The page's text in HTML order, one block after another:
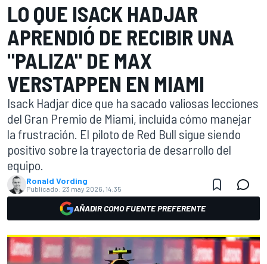
LO QUE ISACK HADJAR
APRENDIÓ DE RECIBIR UNA
"PALIZA" DE MAX
VERSTAPPEN EN MIAMI
Isack Hadjar dice que ha sacado valiosas lecciones
del Gran Premio de Miami, incluida cómo manejar
la frustración. El piloto de Red Bull sigue siendo
positivo sobre la trayectoria de desarrollo del
equipo.
Ronald Vording
Publicado: 23 may 2026, 14:35
AÑADIR COMO FUENTE PREFERENTE